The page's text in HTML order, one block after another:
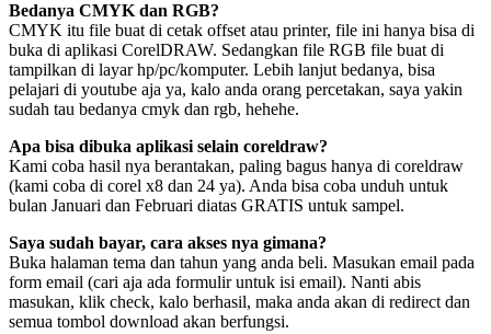
Bedanya CMYK dan RGB?
CMYK itu file buat di cetak offset atau printer, file ini hanya bisa di
buka di aplikasi CorelDRAW. Sedangkan file RGB file buat di
tampilkan di layar hp/pc/komputer. Lebih lanjut bedanya, bisa
pelajari di youtube aja ya, kalo anda orang percetakan, saya yakin
sudah tau bedanya cmyk dan rgb, hehehe.
Apa bisa dibuka aplikasi selain coreldraw?
Kami coba hasil nya berantakan, paling bagus hanya di coreldraw
(kami coba di corel x8 dan 24 ya). Anda bisa coba unduh untuk
bulan Januari dan Februari diatas GRATIS untuk sampel.
Saya sudah bayar, cara akses nya gimana?
Buka halaman tema dan tahun yang anda beli. Masukan email pada
form email (cari aja ada formulir untuk isi email). Nanti abis
masukan, klik check, kalo berhasil, maka anda akan di redirect dan
semua tombol download akan berfungsi.